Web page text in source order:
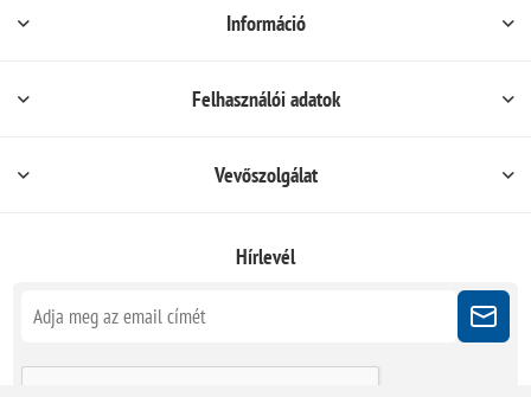
Információ
Felhasználói adatok
Vevőszolgálat
Hírlevél